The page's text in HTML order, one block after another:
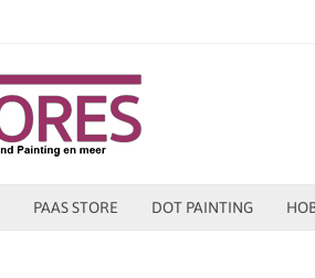
PAAS STORE DOT PAINTING